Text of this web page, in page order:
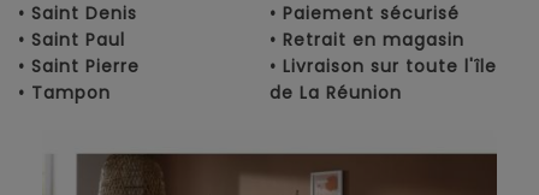
• Saint Denis
• Saint Paul
• Saint Pierre
• Tampon
• Paiement sécurisé
• Retrait en magasin
• Livraison sur toute l'île
de La Réunion